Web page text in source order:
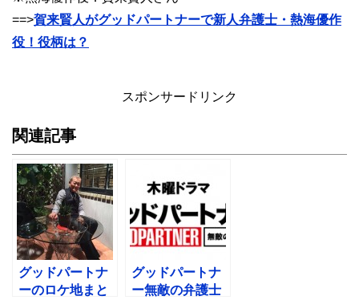
==>賀来賢人がグッドパートナーで新人弁護士・熱海優作
役！役柄は？
スポンサードリンク
関連記事
グッドパートナ
ーのロケ地まと
グッドパートナ
ー無敵の弁護士